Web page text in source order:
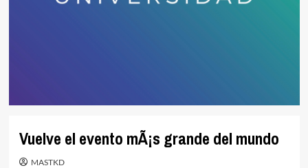
Vuelve el evento mÃ¡s grande del mundo
MASTKD